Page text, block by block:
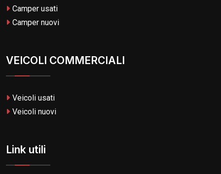
Camper usati
Camper nuovi
VEICOLI COMMERCIALI
Veicoli usati
Veicoli nuovi
Link utili